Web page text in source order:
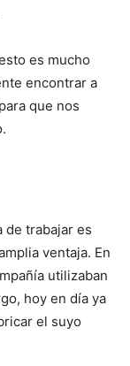
es mucho
encontrar a
que nos
de trabajar es
ventaja. En
utilizaban
hoy en día ya
el suyo